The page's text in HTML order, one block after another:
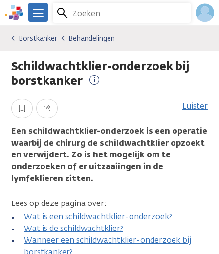
Overslaan
en
gaan
We
er
je.
Kanker.nl
Zoeken
Menu
Kankersoorten
Borstkanker
Behandelingen
Borstkanker Behandelingen
Schildwachtklier-onderzoek bij
borstkanker
Opslaan Delen Luister
Een schildwachtklier-onderzoek is een operatie
waarbij de chirurg de schildwachtklier opzoekt
en verwijdert. Zo is het mogelijk om te
onderzoeken of er uitzaaiingen in de
lymfeklieren zitten.
Lees op deze pagina over:
Wat is een schildwachtklier-onderzoek?
Wat is de schildwachtklier?
Wanneer een schildwachtklier-onderzoek bij
borstkanker?